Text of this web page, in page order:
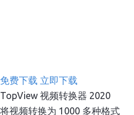
免费下载 立即下载
TopView 视频转换器 2020
将视频转换为 1000 多种格式